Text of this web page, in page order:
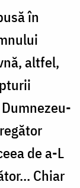
în
altfel,
de a-L
Chiar